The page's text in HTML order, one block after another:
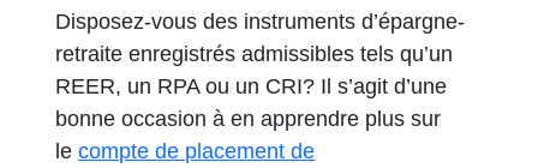
Disposez-vous des instruments d’épargne-
retraite enregistrés admissibles tels qu’un
REER, un RPA ou un CRI? Il s’agit d’une
bonne occasion à en apprendre plus sur
lecompte de placement de